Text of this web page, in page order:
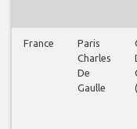
France
Paris
Charles
De
Gaulle